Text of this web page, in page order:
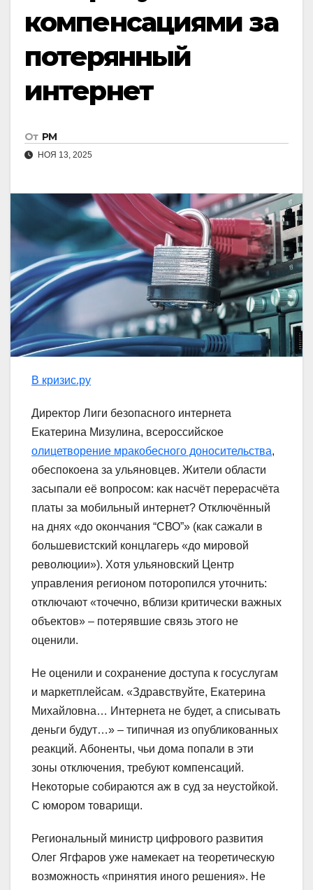
компенсациями за
потерянный
интернет
От РМ
НОЯ 13, 2025
В кризис.ру
Директор Лиги безопасного интернета
Екатерина Мизулина, всероссийское
олицетворение мракобесного доносительства,
обеспокоена за ульяновцев. Жители области
засыпали её вопросом: как насчёт перерасчёта
платы за мобильный интернет? Отключённый
на днях «до окончания “СВО”» (как сажали в
большевистский концлагерь «до мировой
революции»). Хотя ульяновский Центр
управления регионом поторопился уточнить:
отключают «точечно, вблизи критически важных
объектов» – потерявшие связь этого не
оценили.
Не оценили и сохранение доступа к госуслугам
и маркетплейсам. «Здравствуйте, Екатерина
Михайловна… Интернета не будет, а списывать
деньги будут…» – типичная из опубликованных
реакций. Абоненты, чьи дома попали в эти
зоны отключения, требуют компенсаций.
Некоторые собираются аж в суд за неустойкой.
С юмором товарищи.
Региональный министр цифрового развития
Олег Ягфаров уже намекает на теоретическую
возможность «принятия иного решения». Не